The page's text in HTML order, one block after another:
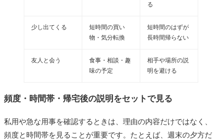
る
少し出てくる
短時間の買い
物・気分転換
短時間のはずが
長時間帰らない
友人と会う
食事・相談・趣
味の予定
相手や場所の説
明を避ける
頻度・時間帯・帰宅後の説明をセットで見る
私用や急な用事を確認するときは、理由の内容だけではなく、
頻度と時間帯を見ることが重要です。たとえば、週末の夕方だ